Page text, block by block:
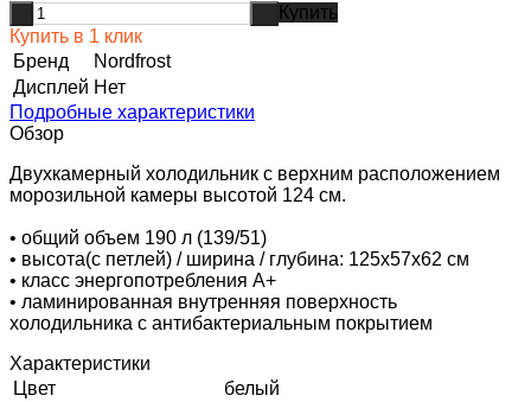
Купить
Купить в 1 клик
Бренд
Nordfrost
Дисплей Нет
Подробные характеристики
Обзор
Двухкамерный холодильник с верхним расположением
морозильной камеры высотой 124 см.
• общий объем 190 л (139/51)
• высота(с петлей) / ширина / глубина: 125х57х62 см
• класс энергопотребления A+
• ламинированная внутренняя поверхность
холодильника с антибактериальным покрытием
Характеристики
Цвет
белый